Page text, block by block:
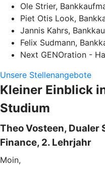
Ole Strier,
Piet Otis Look,
Jannis Kahrs,
Felix Sudmann,
Next GENOration -
Unsere Stellenangebote
Kleiner Einblick
Studium
Theo Vosteen, Dualer
Finance, 2. Lehrjahr
Moin,